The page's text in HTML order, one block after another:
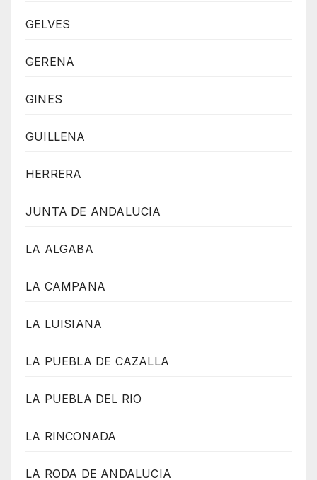
GELVES
GERENA
GINES
GUILLENA
HERRERA
JUNTA DE ANDALUCIA
LA ALGABA
LA CAMPANA
LA LUISIANA
LA PUEBLA DE CAZALLA
LA PUEBLA DEL RIO
LA RINCONADA
LA RODA DE ANDALUCIA